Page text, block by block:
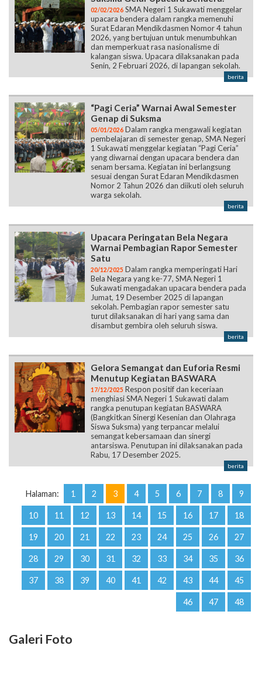
02/02/2026 SMA Negeri 1 Sukawati menggelar
upacara bendera dalam rangka memenuhi
Surat Edaran Mendikdasmen Nomor 4 tahun
2026, yang bertujuan untuk menumbuhkan
dan memperkuat rasa nasionalisme di
kalangan siswa. Upacara dilaksanakan pada
Senin, 2 Februari 2026, di lapangan sekolah.
berita
“Pagi Ceria” Warnai Awal Semester
Genap di Suksma
05/01/2026 Dalam rangka mengawali kegiatan
pembelajaran di semester genap, SMA Negeri
1 Sukawati menggelar kegiatan “Pagi Ceria”
yang diwarnai dengan upacara bendera dan
senam bersama. Kegiatan ini berlangsung
sesuai dengan Surat Edaran Mendikdasmen
Nomor 2 Tahun 2026 dan diikuti oleh seluruh
warga sekolah.
berita
Upacara Peringatan Bela Negara
Warnai Pembagian Rapor Semester
Satu
20/12/2025 Dalam rangka memperingati Hari
Bela Negara yang ke-77, SMA Negeri 1
Sukawati mengadakan upacara bendera pada
Jumat, 19 Desember 2025 di lapangan
sekolah. Pembagian rapor semester satu
turut dilaksanakan di hari yang sama dan
disambut gembira oleh seluruh siswa.
berita
Gelora Semangat dan Euforia Resmi
Menutup Kegiatan BASWARA
17/12/2025 Respon positif dan keceriaan
menghiasi SMA Negeri 1 Sukawati dalam
rangka penutupan kegiatan BASWARA
(Bangkitkan Sinergi Kesenian dan Olahraga
Siswa Suksma) yang terpancar melalui
semangat kebersamaan dan sinergi
antarsiswa. Penutupan ini dilaksanakan pada
Rabu, 17 Desember 2025.
berita
Halaman: 1 2 3 4 5 6 7 8 9
10 11 12 13 14 15 16 17 18
19 20 21 22 23 24 25 26 27
28 29 30 31 32 33 34 35 36
37 38 39 40 41 42 43 44 45
46 47 48
Galeri Foto